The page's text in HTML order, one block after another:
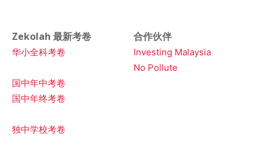
Zekolah 最新考卷
华小全科考卷
国中年中考卷
国中年终考卷
独中学校考卷
合作伙伴
Investing Malaysia
No Pollute